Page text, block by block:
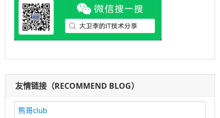
友情链接（RECOMMEND BLOG）
熊哥club